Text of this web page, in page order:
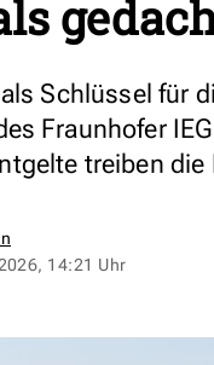
Schlüssel für
Fraunhofer
treiben
14:21 Uhr